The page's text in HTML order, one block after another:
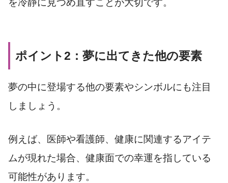
を冷静に見つめ直すことが大切です。
ポイント2：夢に出てきた他の要素
夢の中に登場する他の要素やシンボルにも注目
しましょう。
例えば、医師や看護師、健康に関連するアイテ
ムが現れた場合、健康面での幸運を指している
可能性があります。